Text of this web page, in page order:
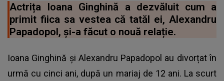
Actrița Ioana Ginghină a dezvăluit cum a
primit fiica sa vestea că tatăl ei, Alexandru
Papadopol, și-a făcut o nouă relație.
Ioana Ginghină și Alexandru Papadopol au divorțat în
urmă cu cinci ani, după un mariaj de 12 ani. La scurt